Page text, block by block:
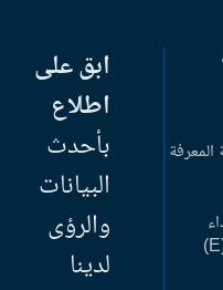
ابق على
اطلاع
بأحدث
البيانات
والرؤى
لدينا